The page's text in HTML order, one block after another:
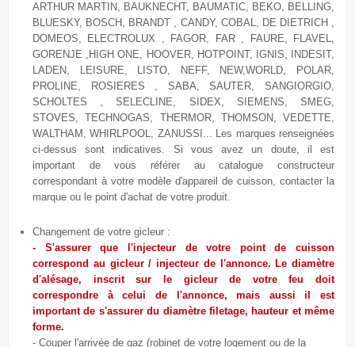
ARTHUR MARTIN, BAUKNECHT, BAUMATIC, BEKO, BELLING,
BLUESKY, BOSCH, BRANDT , CANDY, COBAL, DE DIETRICH ,
DOMEOS, ELECTROLUX , FAGOR, FAR , FAURE, FLAVEL,
GORENJE ,HIGH ONE, HOOVER, HOTPOINT, IGNIS, INDESIT,
LADEN, LEISURE, LISTO, NEFF, NEW,WORLD, POLAR,
PROLINE, ROSIERES , SABA, SAUTER, SANGIORGIO,
SCHOLTES , SELECLINE, SIDEX, SIEMENS, SMEG,
STOVES, TECHNOGAS, THERMOR, THOMSON, VEDETTE,
WALTHAM, WHIRLPOOL, ZANUSSI... Les marques renseignées
ci-dessus sont indicatives. Si vous avez un doute, il est
important de vous référer au catalogue constructeur
correspondant à votre modèle d'appareil de cuisson, contacter la
marque ou le point d'achat de votre produit.
Changement de votre gicleur :
- S'assurer que l'injecteur de votre point de cuisson
correspond au gicleur / injecteur de l'annonce. Le diamètre
d'alésage, inscrit sur le gicleur de votre feu doit
correspondre à celui de l'annonce, mais aussi il est
important de s'assurer du diamètre filetage, hauteur et même
forme.
- Couper l'arrivée de gaz (robinet de votre logement ou de la